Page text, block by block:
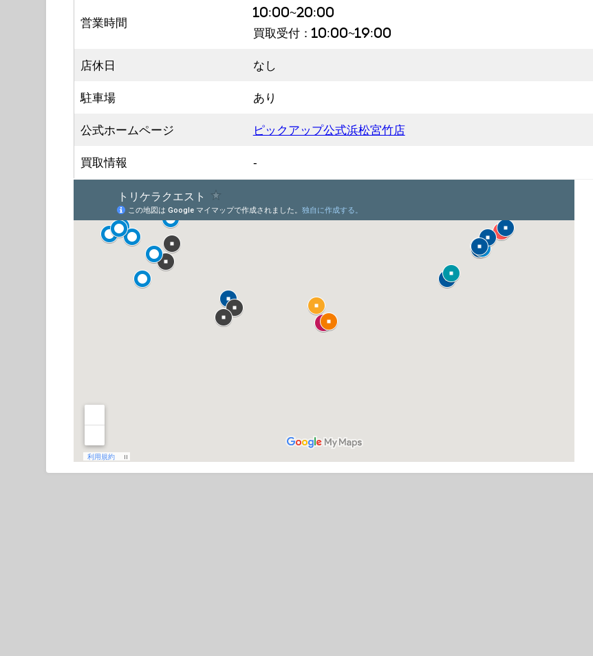
営業時間
10:00~20:00
買取受付：10:00~19:00
店休日 なし
駐車場 あり
公式ホームページ ピックアップ公式浜松宮竹店
買取情報 -